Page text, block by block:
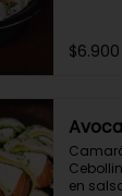
$6.900
en